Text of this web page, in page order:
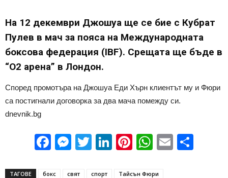
На 12 декември Джошуа ще се бие с Кубрат
Пулев в мач за пояса на Международната
боксова федерация (IBF). Срещата ще бъде в
“О2 арена” в Лондон.
Според промотъра на Джошуа Еди Хърн клиентът му и Фюри
са постигнали договорка за два мача помежду си.
dnevnik.bg
Facebook
Messenger
Twitter
LinkedIn
Pinterest
WhatsApp
Email
ТАГОВЕ бокс свят спорт Тайсън Фюри